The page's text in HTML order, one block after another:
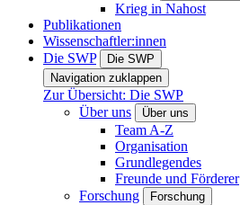
Krieg in Nahost
Publikationen
Wissenschaftler:innen
Die SWP
Die SWP
Navigation zuklappen
Zur Übersicht: Die SWP
Über uns
Über uns
Team A-Z
Organisation
Grundlegendes
Freunde und Förderer
Forschung
Forschung